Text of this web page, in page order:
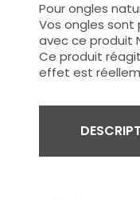
Pour ongles
Vos ongles sont
avec ce produit
Ce produit
effet est